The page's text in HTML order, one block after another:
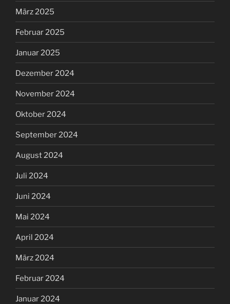
März 2025
Februar 2025
Januar 2025
Dezember 2024
November 2024
Oktober 2024
September 2024
August 2024
Juli 2024
Juni 2024
Mai 2024
April 2024
März 2024
Februar 2024
Januar 2024